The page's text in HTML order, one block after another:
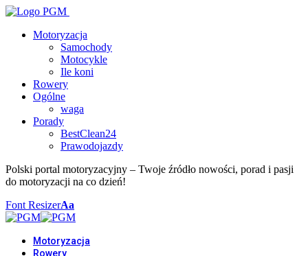
Motoryzacja
Samochody
Motocykle
Ile koni
Rowery
Ogólne
waga
Porady
BestClean24
Prawodojazdy
Polski portal motoryzacyjny – Twoje źródło nowości, porad i pasji
do motoryzacji na co dzień!
Font ResizerAa
Motoryzacja
Rowery